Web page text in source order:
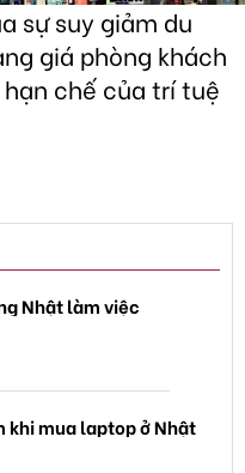
sự suy giảm du
giá phòng khách
chế của trí tuệ
Nhật làm việc
khi mua laptop ở Nhật